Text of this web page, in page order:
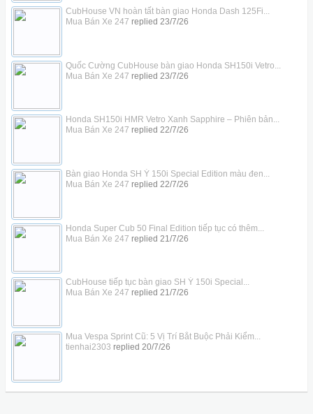
CubHouse VN hoàn tất bàn giao Honda Dash 125Fi...
Mua Bán Xe 247 replied 23/7/26
Quốc Cường CubHouse bàn giao Honda SH150i Vetro...
Mua Bán Xe 247 replied 23/7/26
Honda SH150i HMR Vetro Xanh Sapphire – Phiên bản...
Mua Bán Xe 247 replied 22/7/26
Bàn giao Honda SH Ý 150i Special Edition màu đen...
Mua Bán Xe 247 replied 22/7/26
Honda Super Cub 50 Final Edition tiếp tục có thêm...
Mua Bán Xe 247 replied 21/7/26
CubHouse tiếp tục bàn giao SH Ý 150i Special...
Mua Bán Xe 247 replied 21/7/26
Mua Vespa Sprint Cũ: 5 Vị Trí Bắt Buộc Phải Kiểm...
tienhai2303 replied 20/7/26